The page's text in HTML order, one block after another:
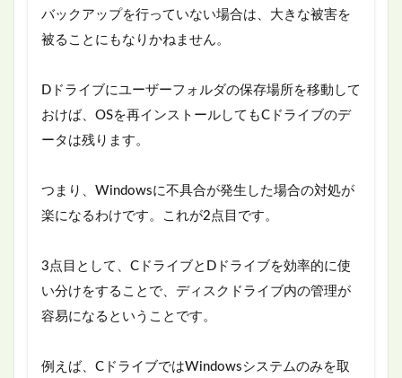
バックアップを行っていない場合は、大きな被害を
被ることにもなりかねません。
Dドライブにユーザーフォルダの保存場所を移動して
おけば、OSを再インストールしてもCドライブのデ
ータは残ります。
つまり、Windowsに不具合が発生した場合の対処が
楽になるわけです。これが2点目です。
3点目として、CドライブとDドライブを効率的に使
い分けをすることで、ディスクドライブ内の管理が
容易になるということです。
例えば、CドライブではWindowsシステムのみを取